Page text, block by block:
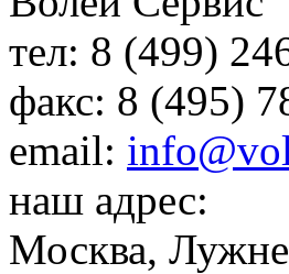
тел: 8 (499)
факс: 8 (495)
email:
наш адрес:
Москва,